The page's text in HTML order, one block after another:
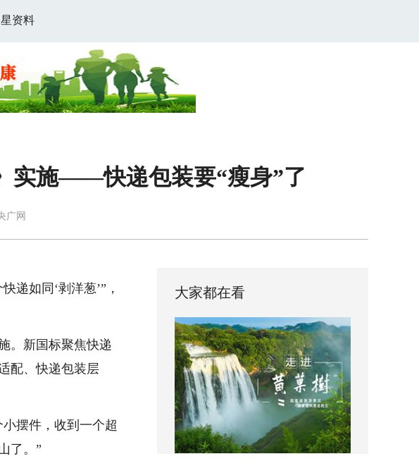
资料
实施——快递包装要“瘦身”了
广网
如同‘剥洋葱’”，
。新国标聚焦快递
配、快递包装层
摆件，收到一个超
了。”
大家都在看